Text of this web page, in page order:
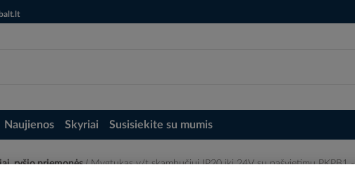
Naujienos Skyriai Susisiekite su mumis
ryšio priemonės Mygtukas v/t skambučiui IP20 iki 24V su pašvietimu PKPB1 -